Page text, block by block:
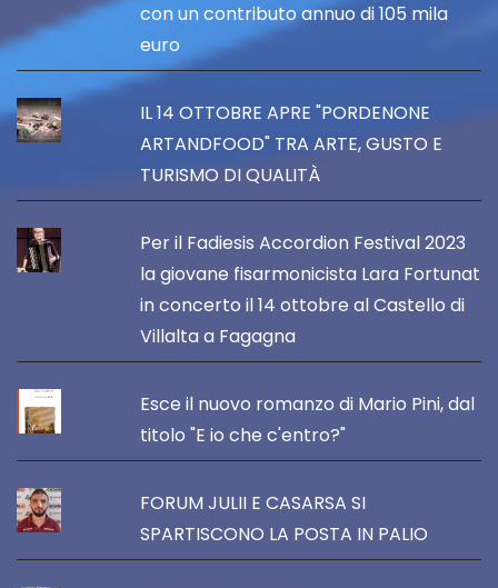
con un contributo annuo di 105 mila
euro
IL 14 OTTOBRE APRE "PORDENONE
ARTANDFOOD" TRA ARTE, GUSTO E
TURISMO DI QUALITÀ
Per il Fadiesis Accordion Festival 2023
la giovane fisarmonicista Lara Fortunat
in concerto il 14 ottobre al Castello di
Villalta a Fagagna
Esce il nuovo romanzo di Mario Pini, dal
titolo "E io che c'entro?"
FORUM JULII E CASARSA SI
SPARTISCONO LA POSTA IN PALIO